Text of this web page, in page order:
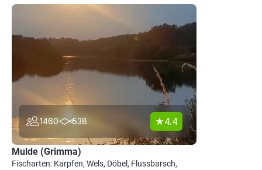
1460 538 4.4
Mulde (Grimma)
Fischarten: Karpfen, Wels, Döbel, Flussbarsch,